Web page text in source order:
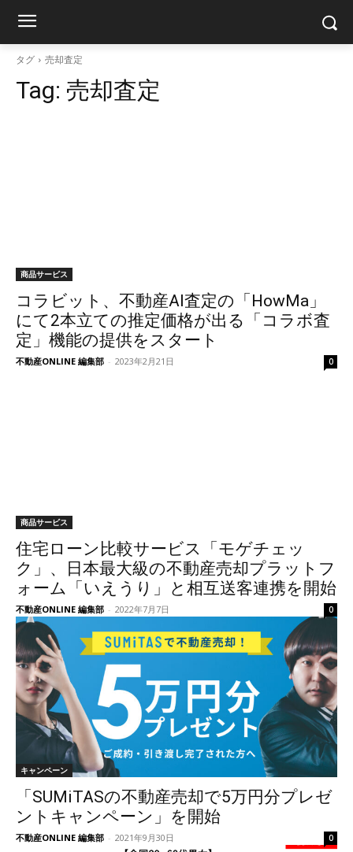
タグ 売却査定
Tag: 売却査定
商品サービス
コラビット、不動産AI査定の「HowMa」
にて2本立ての推定価格が出る「コラボ査
定」機能の提供をスタート
不動産ONLINE 編集部 - 2023年2月21日 0
商品サービス
住宅ローン比較サービス「モゲチェッ
ク」、日本最大級の不動産売却プラットフ
ォーム「いえうり」と相互送客連携を開始
不動産ONLINE 編集部 - 2022年7月7日 0
キャンペーン
「SUMiTASの不動産売却で5万円分プレゼ
ントキャンペーン」を開始
不動産ONLINE 編集部 - 2021年9月30日 0